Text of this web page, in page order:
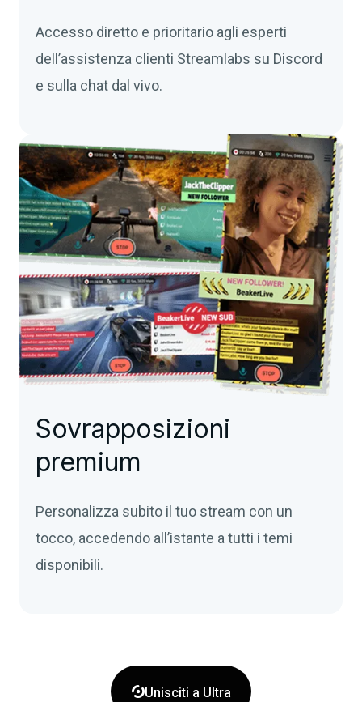
Accesso diretto e prioritario agli esperti
dell’assistenza clienti Streamlabs su Discord
e sulla chat dal vivo.
Sovrapposizioni
premium
Personalizza subito il tuo stream con un
tocco, accedendo all’istante a tutti i temi
disponibili.
Unisciti a Ultra